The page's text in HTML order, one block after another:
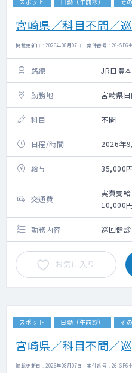
宮崎県／科目不問／
掲載更新日 : 2026年08月07日 案件番号 : 26-
路線 JR日豊
勤務地 宮崎県
科目 不問
日程/時間 2026年
給与 35,000
交通費
実費支
10,000
勤務内容 巡回健診
お気に入り
スポット 日勤（午前診） そ
宮崎県／科目不問／
掲載更新日 : 2026年08月07日 案件番号 : 26-